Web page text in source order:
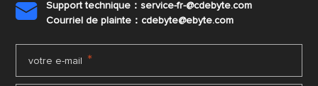

Support technique：service-fr-@cdebyte.com
Courriel de plainte：cdebyte@ebyte.com
votre e-mail *